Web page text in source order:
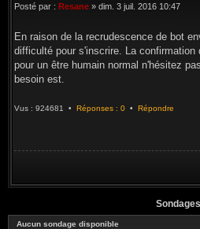
Posté par : Resane » dim. 3 juil. 2016 10:47
En raison de la recrudescence de bot
difficulté pour s'inscrire. La
pour un être humain normal n'hésitez
besoin est.
Vus : 924681 • Réponses : 0 • Répondre
Sondages
Aucun sondage disponible